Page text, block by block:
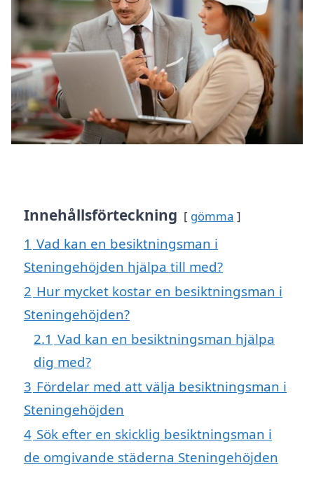
Innehållsförteckning gömma
1 Vad kan en besiktningsman i
Steningehöjden hjälpa till med?
2 Hur mycket kostar en besiktningsman i
Steningehöjden?
2.1 Vad kan en besiktningsman hjälpa
dig med?
3 Fördelar med att välja besiktningsman i
Steningehöjden
4 Sök efter en skicklig besiktningsman i
de omgivande städerna Steningehöjden